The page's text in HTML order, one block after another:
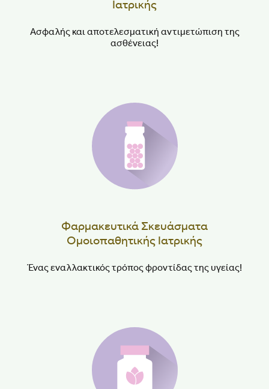
Ιατρικής
Ασφαλής και αποτελεσματική αντιμετώπιση της
ασθένειας!
Φαρμακευτικά Σκευάσματα
Ομοιοπαθητικής Ιατρικής
Ένας εναλλακτικός τρόπος φροντίδας της υγείας!